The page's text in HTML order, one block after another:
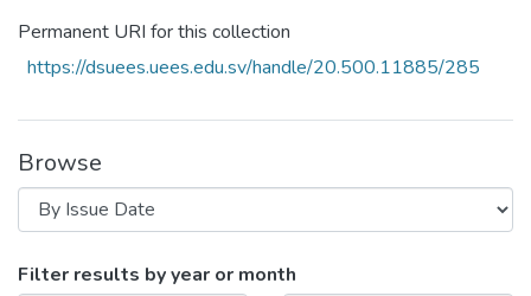
Permanent URI for this collection
https://dsuees.uees.edu.sv/handle/20.500.11885/285
Browse
Browsing Anuario de Investigación
Filter results by year or month